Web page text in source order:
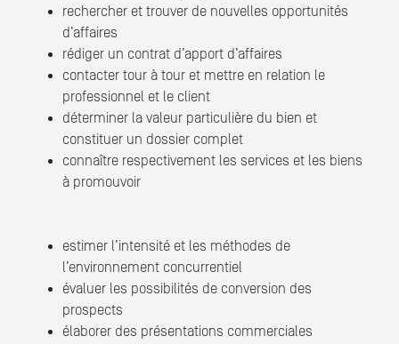
rechercher et trouver de nouvelles opportunités
d’affaires
rédiger un contrat d’apport d’affaires
contacter tour à tour et mettre en relation le
professionnel et le client
déterminer la valeur particulière du bien et
constituer un dossier complet
connaître respectivement les services et les biens
à promouvoir
estimer l’intensité et les méthodes de
l’environnement concurrentiel
évaluer les possibilités de conversion des
prospects
élaborer des présentations commerciales